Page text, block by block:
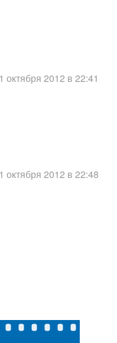
октября 2012 в 22:41
октября 2012 в 22:48